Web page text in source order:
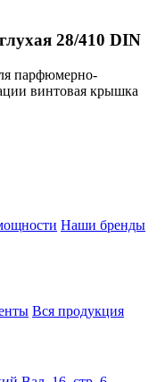
28/410 DIN
парфюмерно-
винтовая крышка
Наши бренды
Вся продукция